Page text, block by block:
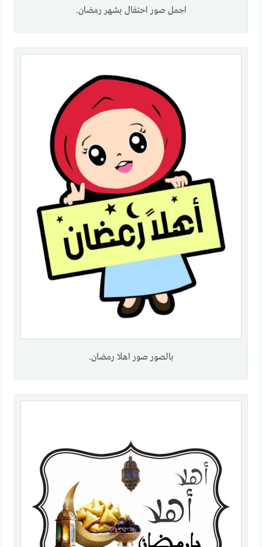
اجمل صور احتفال بشهر رمضان.
بالصور صور اهلا رمضان.